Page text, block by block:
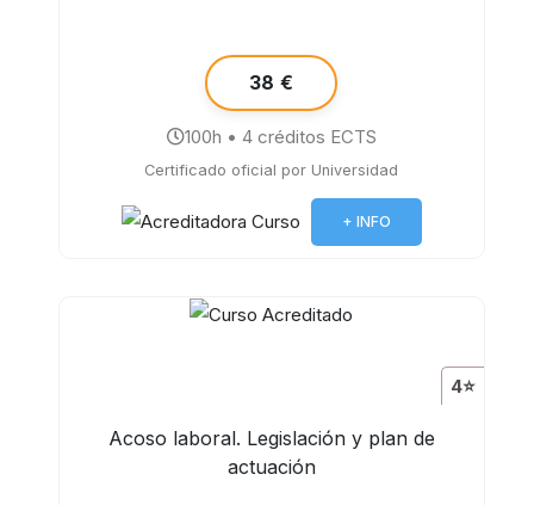
38 €
100h • 4 créditos ECTS
Certificado oficial por Universidad
+ INFO
4⭐
Acoso laboral. Legislación y plan de
actuación